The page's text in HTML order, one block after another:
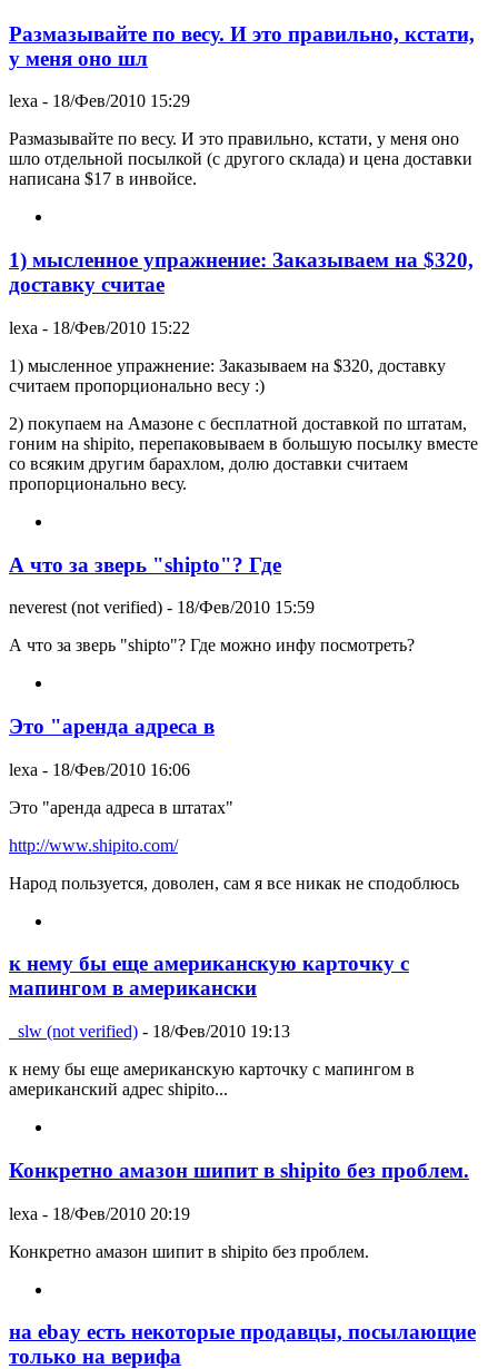
Размазывайте по весу. И это правильно, кстати,
у меня оно шл
lexa - 18/Фев/2010 15:29
Размазывайте по весу. И это правильно, кстати, у меня оно
шло отдельной посылкой (с другого склада) и цена доставки
написана $17 в инвойсе.
1) мысленное упражнение: Заказываем на $320,
доставку считае
lexa - 18/Фев/2010 15:22
1) мысленное упражнение: Заказываем на $320, доставку
считаем пропорционально весу :)
2) покупаем на Амазоне с бесплатной доставкой по штатам,
гоним на shipito, перепаковываем в большую посылку вместе
со всяким другим барахлом, долю доставки считаем
пропорционально весу.
А что за зверь "shipto"? Где
neverest (not verified) - 18/Фев/2010 15:59
А что за зверь "shipto"? Где можно инфу посмотреть?
Это "аренда адреса в
lexa - 18/Фев/2010 16:06
Это "аренда адреса в штатах"
http://www.shipito.com/
Народ пользуется, доволен, сам я все никак не сподоблюсь
к нему бы еще американскую карточку с
мапингом в американски
_slw (not verified) - 18/Фев/2010 19:13
к нему бы еще американскую карточку с мапингом в
американский адрес shipito...
Конкретно амазон шипит в shipito без проблем.
lexa - 18/Фев/2010 20:19
Конкретно амазон шипит в shipito без проблем.
на ebay есть некоторые продавцы, посылающие
только на верифа